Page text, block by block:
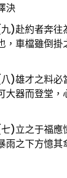
決
九)赴約者奔
，車檔雖倒
八)雄才之料
大器而登堂
七)立之于福
雨之下方憶其